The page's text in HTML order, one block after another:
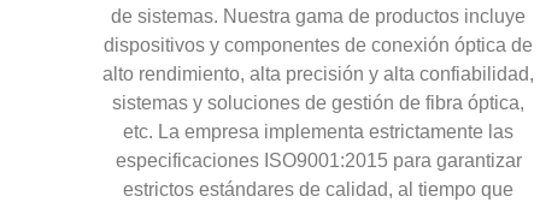
de sistemas. Nuestra gama de productos incluye
dispositivos y componentes de conexión óptica de
alto rendimiento, alta precisión y alta confiabilidad,
sistemas y soluciones de gestión de fibra óptica,
etc. La empresa implementa estrictamente las
especificaciones ISO9001:2015 para garantizar
estrictos estándares de calidad, al tiempo que